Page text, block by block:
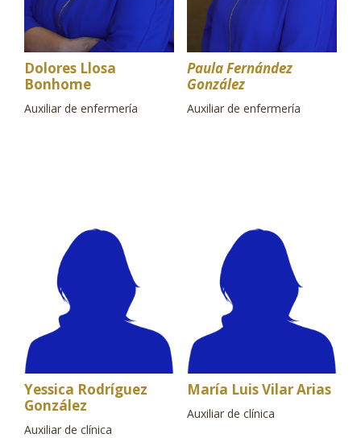
Dolores Llosa
Bonhome
Auxiliar de enfermería
Paula Fernández
González
Auxiliar de enfermería
Yessica Rodríguez
González
Auxiliar de clínica
María Luis Vilar Arias
Auxiliar de clínica